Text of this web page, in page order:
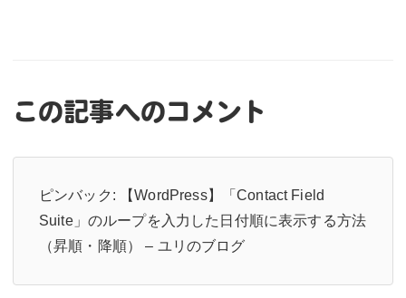
この記事へのコメント
ピンバック:
【WordPress】「Contact Field
Suite」のループを入力した日付順に表示する方法
（昇順・降順） – ユリのブログ